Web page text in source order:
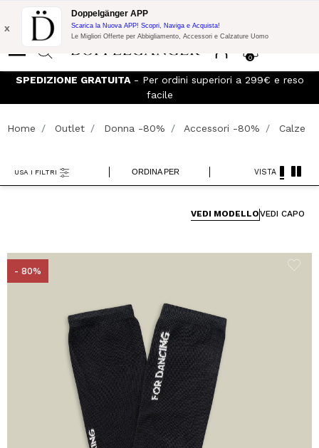
Promo Flash:
10% di Extra Sconto su 300€ di Acquisto con codice:
DOPPEL300
0
x
Doppelgänger APP
Scarica la Nuova APP! Scopri, Naviga e Acquista!
Le Migliori Offerte per Abbigliamento, Accessori e Calzature Uomo
SPEDIZIONE GRATUITA- Per ordini superiori a 299€ e reso
facile
Home Outlet Donna -80% Accessori -80% Calze
ORDINA PER
USA I FILTRI VISTA
VEDI MODELLOVEDI CAPO
- 80%